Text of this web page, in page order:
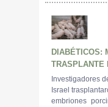
DIABÉTICOS:
TRASPLANTE
Investigadores
Israel
embriones